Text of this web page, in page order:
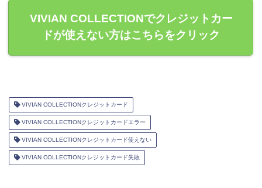
VIVIAN COLLECTIONでクレジットカー
ドが使えない方はこちらをクリック
VIVIAN COLLECTIONクレジットカード
VIVIAN COLLECTIONクレジットカードエラー
VIVIAN COLLECTIONクレジットカード使えない
VIVIAN COLLECTIONクレジットカード失敗